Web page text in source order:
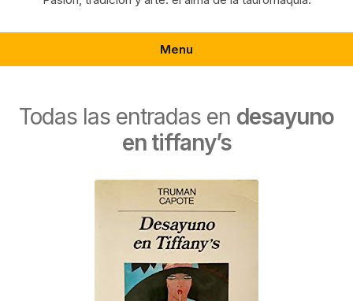
Menu
Todas las entradas en desayuno
en tiffany’s